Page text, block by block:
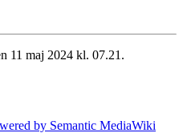
11 maj 2024 kl. 07.21.
by Semantic MediaWiki